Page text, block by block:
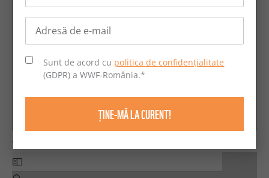
View Fullscreen
Sunt de acord cu politica de confidențialitate
(GDPR) a WWF-România.*